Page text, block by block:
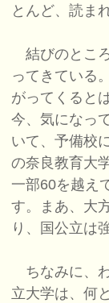
とんど、読ま
結びのとこ
ってきている
がってくると
今、気になっ
いて、予備校
の奈良教育大
一部60を越え
す。まあ、大
り、国公立は
ちなみに、
立大学は、何